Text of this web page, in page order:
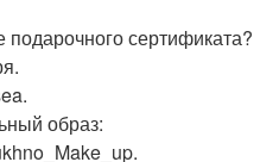
сертификата?
образ: